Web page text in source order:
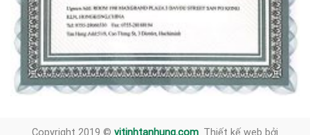
Copyright 2019 © vitinhtanhung.com . Thiết kế web bởi